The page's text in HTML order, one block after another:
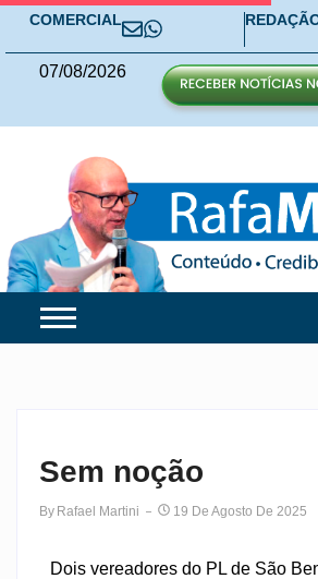
COMERCIAL
07/08/2026
Sem noção
By Rafael Martini 19 De Agosto De 2025
Dois vereadores do PL de São